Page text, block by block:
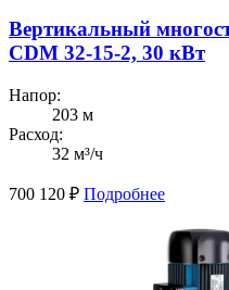
Вертикальный
CDM 32-15-2, 30 кВт
Напор:
203 м
Расход:
32 м³/ч
700 120 ₽ Подробнее